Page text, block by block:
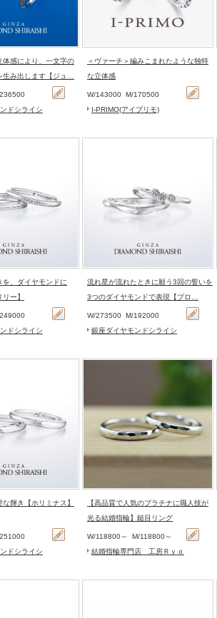
体感により、一文字の
生み出します【ジュ…
236500
ドシライシ
＜ヴァーチ＞編みこまれたような独特
な立体感
W/143000 M/170500
I-PRIMO(アイプリモ)
を、ダイヤモンドに
ー】
249000
ドシライシ
流れ星が流れたときに願う3回の誓いを
3つのダイヤモンドで表現【プロ…
W/273500 M/192000
銀座ダイヤモンドシライシ
輝き【ホリミナス】
251000
ドシライシ
【高品質で人気のプラチナに職人技が
光る結婚指輪】鎚目リング
W/118800～ M/118800～
結婚指輪専門店 工房Ｒｙｏ